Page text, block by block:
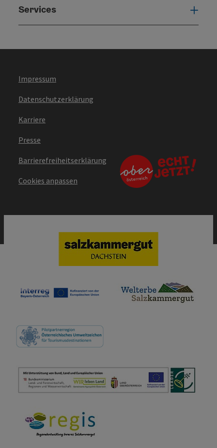
Services
Impressum
Datenschutzerklärung
Karriere
Presse
Barrierefreiheitserklärung
Cookies anpassen